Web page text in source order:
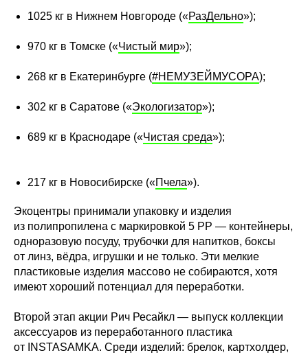
1025 кг в Нижнем Новгороде («РазДельно»);
970 кг в Томске («Чистый мир»);
268 кг в Екатеринбурге (#НЕМУЗЕЙМУСОРА);
302 кг в Саратове («Экологизатор»);
689 кг в Краснодаре («Чистая среда»);
217 кг в Новосибирске («Пчела»).
Экоцентры принимали упаковку и изделия
из полипропилена с маркировкой 5 PP — контейнеры,
одноразовую посуду, трубочки для напитков, боксы
от линз, вёдра, игрушки и не только. Эти мелкие
пластиковые изделия массово не собираются, хотя
имеют хороший потенциал для переработки.
Второй этап акции Рич Ресайкл — выпуск коллекции
аксессуаров из переработанного пластика
от INSTASAMKA. Среди изделий: брелок, картхолдер,